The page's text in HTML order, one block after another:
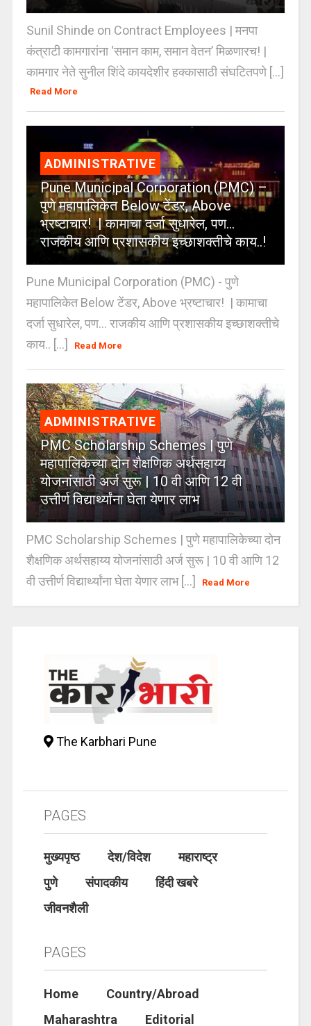
Sunil Shinde on Contract Employees | मनपा
कंत्राटी कामगारांना ‘समान काम, समान वेतन’ मिळणारच! |
कामगार नेते सुनील शिंदे कायदेशीर हक्कासाठी संघटितपणे [...]
Read More
ADMINISTRATIVE
Pune Municipal Corporation (PMC) –
पुणे महापालिकेत Below टेंडर, Above
भ्रष्टाचार! | कामाचा दर्जा सुधारेल, पण…
राजकीय आणि प्रशासकीय इच्छाशक्तीचे काय..!
Pune Municipal Corporation (PMC) - पुणे
महापालिकेत Below टेंडर, Above भ्रष्टाचार! | कामाचा
दर्जा सुधारेल, पण… राजकीय आणि प्रशासकीय इच्छाशक्तीचे
काय.. [...]
Read More
ADMINISTRATIVE
PMC Scholarship Schemes | पुणे
महापालिकेच्या दोन शैक्षणिक अर्थसहाय्य
योजनांसाठी अर्ज सुरू | 10 वी आणि 12 वी
उत्तीर्ण विद्यार्थ्यांना घेता येणार लाभ
PMC Scholarship Schemes | पुणे महापालिकेच्या दोन
शैक्षणिक अर्थसहाय्य योजनांसाठी अर्ज सुरू | 10 वी आणि 12
वी उत्तीर्ण विद्यार्थ्यांना घेता येणार लाभ [...]
Read More
The Karbhari Pune
PAGES
मुख्यपृष्ठ देश/विदेश
महाराष्ट्र
पुणे
संपादकीय
हिंदी खबरे
जीवनशैली
PAGES
Home
Country/Abroad
Maharashtra
Editorial